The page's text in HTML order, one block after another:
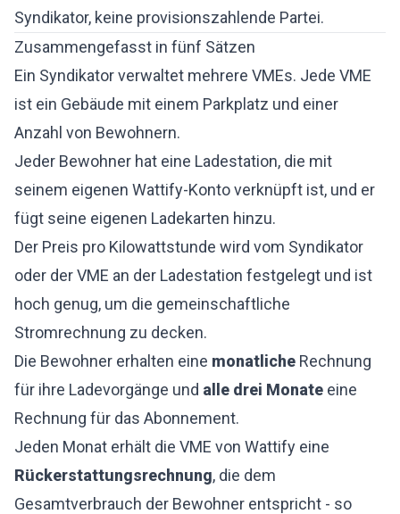
Syndikator, keine provisionszahlende Partei.
Zusammengefasst in fünf Sätzen
Ein Syndikator verwaltet mehrere VMEs. Jede VME
ist ein Gebäude mit einem Parkplatz und einer
Anzahl von Bewohnern.
Jeder Bewohner hat eine Ladestation, die mit
seinem eigenen Wattify-Konto verknüpft ist, und er
fügt seine eigenen Ladekarten hinzu.
Der Preis pro Kilowattstunde wird vom Syndikator
oder der VME an der Ladestation festgelegt und ist
hoch genug, um die gemeinschaftliche
Stromrechnung zu decken.
Die Bewohner erhalten eine monatliche Rechnung
für ihre Ladevorgänge und alle drei Monate eine
Rechnung für das Abonnement.
Jeden Monat erhält die VME von Wattify eine
Rückerstattungsrechnung, die dem
Gesamtverbrauch der Bewohner entspricht - so